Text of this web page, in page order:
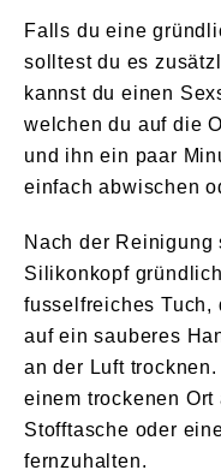
Falls du eine
solltest du es
kannst du einen
welchen du auf die
und ihn ein paar
einfach abwischen
Nach der Reinigung
Silikonkopf
fusselfreiches Tuch,
auf ein sauberes
an der Luft
einem trockenen
Stofftasche oder
fernzuhalten.